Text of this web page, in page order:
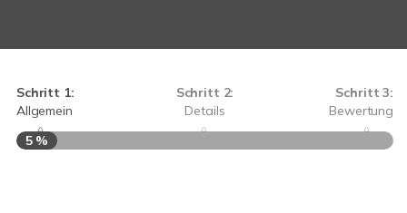
Schritt 1:
Allgemein
Schritt 2:
Details
Schritt 3:
Bewertung
5 %